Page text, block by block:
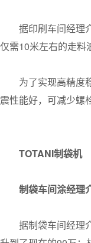
据印刷车间经理
仅需10米左右的走料
为了实现高精度
震性能好，可减少螺
TOTANI制袋机
制袋车间涂经理
据制袋车间经理